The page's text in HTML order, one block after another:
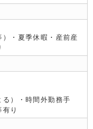
）・夏季休暇・産前産
る）・時間外勤務手
り